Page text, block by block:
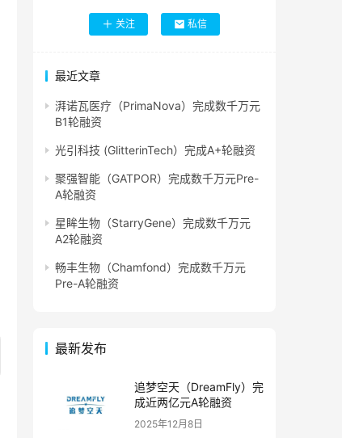
关注 私信
最近文章
湃诺瓦医疗（PrimaNova）完成数千万元
B1轮融资
光引科技 (GlitterinTech）完成A+轮融资
聚强智能（GATPOR）完成数千万元Pre-
A轮融资
星眸生物（StarryGene）完成数千万元
A2轮融资
畅丰生物（Chamfond）完成数千万元
Pre-A轮融资
最新发布
追梦空天（DreamFly）完
成近两亿元A轮融资
2025年12月8日